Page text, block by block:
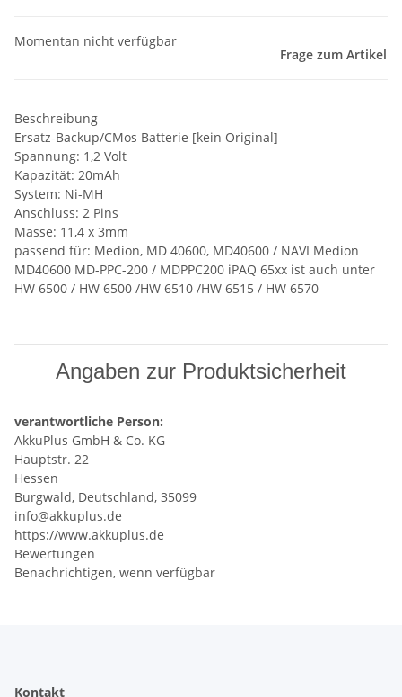
Momentan nicht verfügbar
Frage zum Artikel
Beschreibung
Ersatz-Backup/CMos Batterie [kein Original]
Spannung: 1,2 Volt
Kapazität: 20mAh
System: Ni-MH
Anschluss: 2 Pins
Masse: 11,4 x 3mm
passend für: Medion, MD 40600, MD40600 / NAVI Medion
MD40600 MD-PPC-200 / MDPPC200 iPAQ 65xx ist auch unter
HW 6500 / HW 6500 /HW 6510 /HW 6515 / HW 6570
Angaben zur Produktsicherheit
verantwortliche Person:
AkkuPlus GmbH & Co. KG
Hauptstr. 22
Hessen
Burgwald, Deutschland, 35099
info@akkuplus.de
https://www.akkuplus.de
Bewertungen
Benachrichtigen, wenn verfügbar
Kontakt